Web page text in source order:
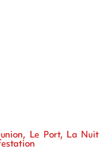
Le Port, La Nuit